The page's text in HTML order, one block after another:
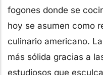
fogones donde se
hoy se asumen como
culinario americano.
más sólida gracias a
estudiosos que